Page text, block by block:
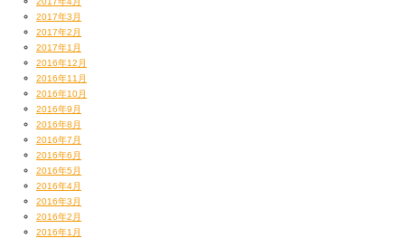
2017年3月
2017年2月
2017年1月
2016年12月
2016年11月
2016年10月
2016年9月
2016年8月
2016年7月
2016年6月
2016年5月
2016年4月
2016年3月
2016年2月
2016年1月